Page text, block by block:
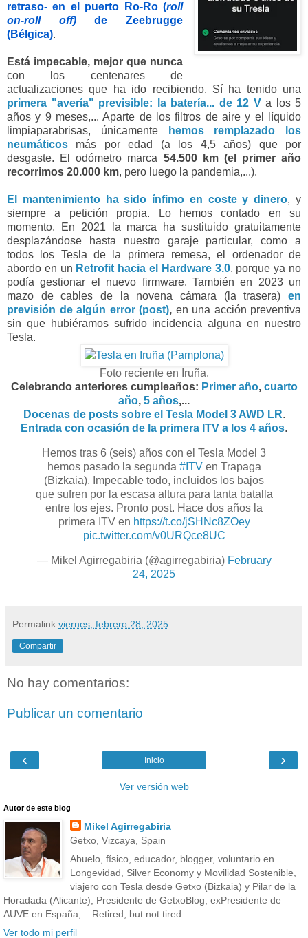
retraso- en el puerto Ro-Ro(roll
on-roll off)deZeebrugge
(Bélgica).
Está impecable, mejor que nunca
con los centenares de
actualizaciones que ha ido recibiendo. Sí ha tenido una
primera "avería" previsible: la batería... de 12 Va los 5
años y 9 meses,... Aparte de los filtros de aire y el líquido
limpiaparabrisas, únicamente
hemos remplazado los
neumáticos más por edad (a los 4,5 años) que por
desgaste. El odómetro marca 54.500 km (el primer año
recorrimos 20.000 km, pero luego la pandemia,...).
El mantenimiento ha sido ínfimo en coste y dinero, y
siempre a petición propia. Lo hemos contado en su
momento. En 2021 la marca ha sustituido gratuitamente
desplazándose hasta nuestro garaje particular, como a
todos los Tesla de la primera remesa, el ordenador de
abordo en un Retrofit hacia el Hardware 3.0, porque ya no
podía gestionar el nuevo firmware. También en 2023 un
mazo de cables de la novena cámara (la trasera) en
previsión de algún error (post), en una acción preventiva
sin que hubiéramos sufrido incidencia alguna en nuestro
Tesla.
Foto reciente en Iruña.
Celebrando anteriores cumpleaños: Primer año, cuarto
año, 5 años,...
Docenas de posts sobre el Tesla Model 3 AWD LR.
Entrada con ocasión de la primera ITV a los 4 años.
Hemos tras 6 (seis) años con el Tesla Model 3
hemos pasado la segunda #ITVen Trapaga
(Bizkaia). Impecable todo, incluidos los bajos
que sufren por la escasa altura para tanta batalla
entre los ejes. Pronto post. Hace dos años la
primera ITV en https://t.co/jSHNc8ZOey
pic.twitter.com/v0URQce8UC
— Mikel Agirregabiria (@agirregabiria) February
24, 2025
Permalink viernes, febrero 28, 2025
Compartir
No hay comentarios:
Publicar un comentario
‹ ›
Inicio
Ver versión web
Autor de este blog
Mikel Agirregabiria
Getxo, Vizcaya, Spain
Abuelo, físico, educador, blogger, voluntario en
Longevidad, Silver Economy y Movilidad Sostenible,
viajero con Tesla desde Getxo (Bizkaia) y Pilar de la
Horadada (Alicante), Presidente de GetxoBlog, exPresidente de
AUVE en España,... Retired, but not tired.
Ver todo mi perfil